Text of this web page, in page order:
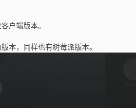
户端版本。
本，同样也有树莓派版本。